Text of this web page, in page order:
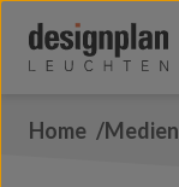
Home Medien